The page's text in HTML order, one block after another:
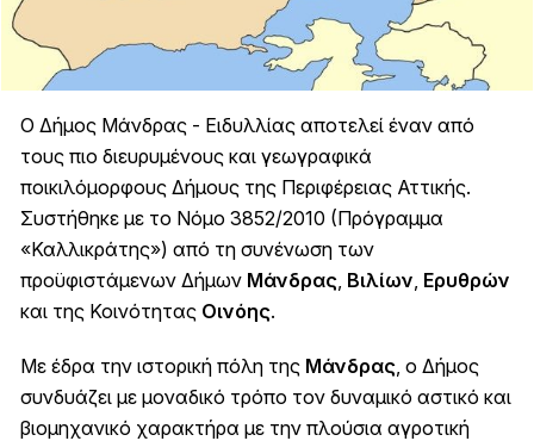
Ο Δήμος Μάνδρας - Ειδυλλίας αποτελεί έναν από
τους πιο διευρυμένους και γεωγραφικά
ποικιλόμορφους Δήμους της Περιφέρειας Αττικής.
Συστήθηκε με το Νόμο 3852/2010 (Πρόγραμμα
«Καλλικράτης») από τη συνένωση των
προϋφιστάμενων Δήμων Μάνδρας Βιλίων Ερυθρών
και της Κοινότητας Οινόης.
Με έδρα την ιστορική πόλη της Μάνδρας , ο Δήμος
συνδυάζει με μοναδικό τρόπο τον δυναμικό αστικό και
βιομηχανικό χαρακτήρα με την πλούσια αγροτική